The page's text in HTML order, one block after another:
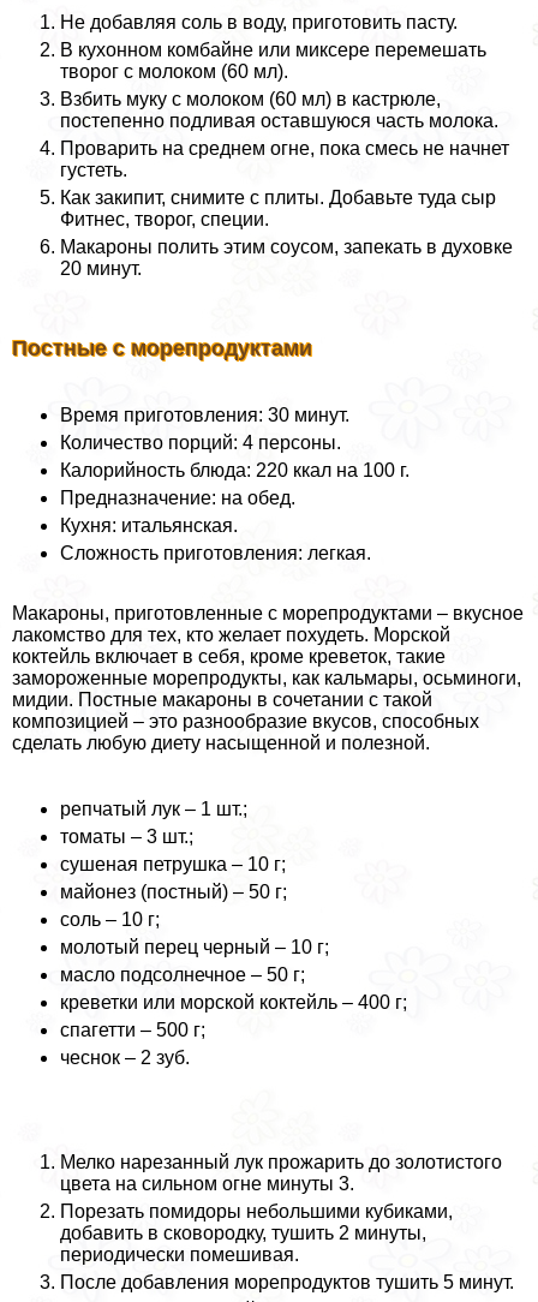
Не добавляя соль в воду, приготовить пасту.
В кухонном комбайне или миксере перемешать
творог с молоком (60 мл).
Взбить муку с молоком (60 мл) в кастрюле,
постепенно подливая оставшуюся часть молока.
Проварить на среднем огне, пока смесь не начнет
густеть.
Как закипит, снимите с плиты. Добавьте туда сыр
Фитнес, творог, специи.
Макароны полить этим соусом, запекать в духовке
20 минут.
Постные с морепродуктами
Время приготовления: 30 минут.
Количество порций: 4 персоны.
Калорийность блюда: 220 ккал на 100 г.
Предназначение: на обед.
Кухня: итальянская.
Сложность приготовления: легкая.
Макароны, приготовленные с морепродуктами – вкусное
лакомство для тех, кто желает похудеть. Морской
коктейль включает в себя, кроме креветок, такие
замороженные морепродукты, как кальмары, осьминоги,
мидии. Постные макароны в сочетании с такой
композицией – это разнообразие вкусов, способных
сделать любую диету насыщенной и полезной.
репчатый лук – 1 шт.;
томаты – 3 шт.;
сушеная петрушка – 10 г;
майонез (постный) – 50 г;
соль – 10 г;
молотый перец черный – 10 г;
масло подсолнечное – 50 г;
креветки или морской коктейль – 400 г;
спагетти – 500 г;
чеснок – 2 зуб.
Мелко нарезанный лук прожарить до золотистого
цвета на сильном огне минуты 3.
Порезать помидоры небольшими кубиками,
добавить в сковородку, тушить 2 минуты,
периодически помешивая.
После добавления морепродуктов тушить 5 минут.